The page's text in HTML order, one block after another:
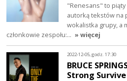
"Renesans" to
autorką tekstów na
wokalistka grupy, a
członkowie zespołu:… » więcej
2022-12-05, godz. 17:30
BRUCE
Strong Survive